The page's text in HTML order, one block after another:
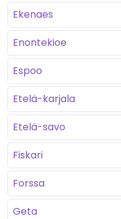
Ekenaes
Enontekioe
Espoo
Etelä-karjala
Etelä-savo
Fiskari
Forssa
Geta